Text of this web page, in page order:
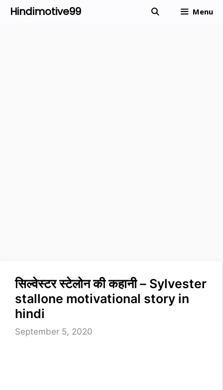
SkipHindimotive99 Menu
सिल्वेस्टर स्टेलोन की कहानी – Sylvester
stallone motivational story in
hindi
September 5, 2020